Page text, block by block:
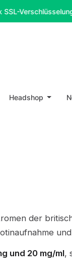
Headshop
der
und 20 mg/ml,